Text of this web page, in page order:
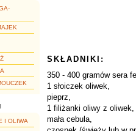
I OLIWA
SKŁADNIKI:
350 - 400 gramów sera
1 słoiczek oliwek,
pieprz,
1 filiżanki oliwy z oliwek,
mała cebula,